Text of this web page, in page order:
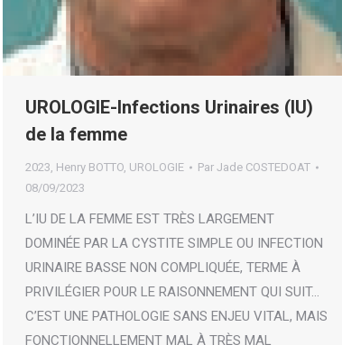
UROLOGIE-Infections Urinaires (IU)
de la femme
2023, Henry BOTTO, UROLOGIE Par Jade COSTEDOAT
08/09/2023
L’IU DE LA FEMME EST TRÈS LARGEMENT
DOMINÉE PAR LA CYSTITE SIMPLE OU INFECTION
URINAIRE BASSE NON COMPLIQUÉE, TERME À
PRIVILÉGIER POUR LE RAISONNEMENT QUI SUIT…
C’EST UNE PATHOLOGIE SANS ENJEU VITAL, MAIS
FONCTIONNELLEMENT MAL À TRÈS MAL